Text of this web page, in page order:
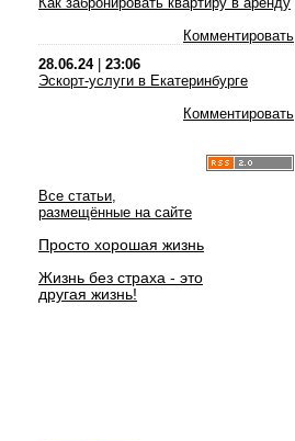
Комментировать
28.06.24| 23:06
Эскорт-услуги в Екатеринбурге
Комментировать
Все статьи,
размещённые на сайте
Просто хорошая жизнь
Жизнь без страха - это
другая жизнь!